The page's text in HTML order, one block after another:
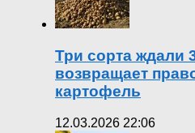
Три сорта ждали
возвращает
картофель
12.03.2026 22:06